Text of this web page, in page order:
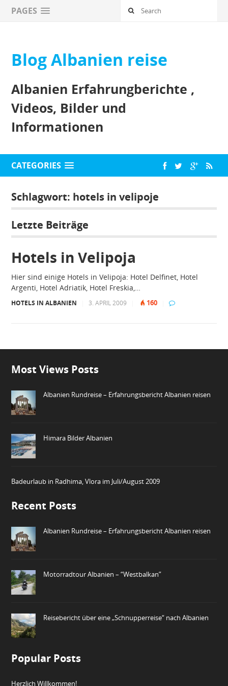
PAGES
Blog Albanien reise
Albanien Erfahrungberichte ,
Videos, Bilder und
Informationen
CATEGORIES
Schlagwort: hotels in velipoje
Letzte Beiträge
Hotels in Velipoja
Hier sind einige Hotels in Velipoja: Hotel Delfinet, Hotel
Argenti, Hotel Adriatik, Hotel Freskia,…
HOTELS IN ALBANIEN 3. APRIL 2009 160
Most Views Posts
Albanien Rundreise – Erfahrungsbericht Albanien reisen
Himara Bilder Albanien
Badeurlaub in Radhima, Vlora im Juli/August 2009
Recent Posts
Albanien Rundreise – Erfahrungsbericht Albanien reisen
Motorradtour Albanien – “Westbalkan”
Reisebericht über eine „Schnupperreise“ nach Albanien
Popular Posts
Herzlich Willkommen!